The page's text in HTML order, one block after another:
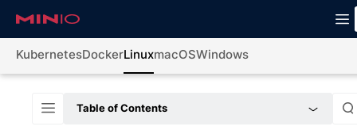
KubernetesDockerLinuxmacOSWindows
Table of Contents